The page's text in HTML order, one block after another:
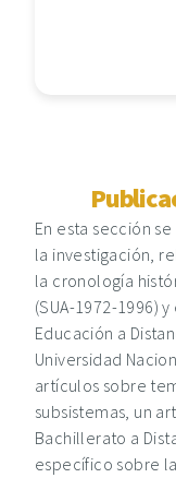
En esta sección
la investigación,
la cronología
(SUA-1972-1996)
Educación a
Universidad
artículos sobre
subsistemas, un
Bachillerato a
específico sobre